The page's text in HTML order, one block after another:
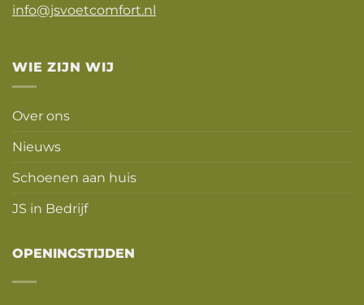
info@jsvoetcomfort.nl
WIE ZIJN WIJ
Over ons
Nieuws
Schoenen aan huis
JS in Bedrijf
OPENINGSTIJDEN